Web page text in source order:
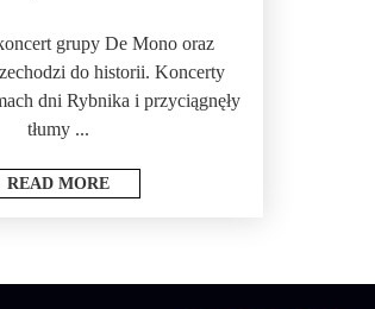
grupy De Mono oraz
do historii. Koncerty
dni Rybnika i przyciągnęły
tłumy ...
READ MORE